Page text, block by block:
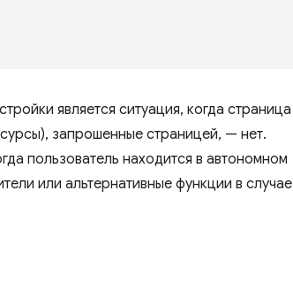
является ситуация, когда страница
запрошенные страницей, — нет.
пользователь находится в автономном
или альтернативные функции в случае